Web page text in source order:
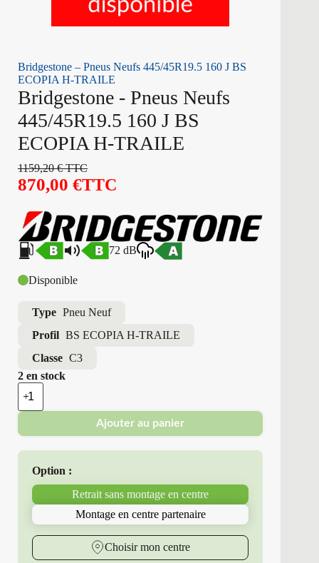
Bridgestone – Pneus Neufs 445/45R19.5 160 J BS
ECOPIA H-TRAILE
Bridgestone - Pneus Neufs
445/45R19.5 160 J BS
ECOPIA H-TRAILE
1159,20€TTC
870,00 €TTC
72 dB
Disponible
Type Pneu Neuf
Profil BS ECOPIA H-TRAILE
Classe C3
2 en stock
quantité
de
Bridgestone
Pneus
Neufs
160
ECOPIA
TRAILE
Ajouter au panier
Option :
Retrait sans montage en centre
Montage en centre partenaire
Choisir mon centre